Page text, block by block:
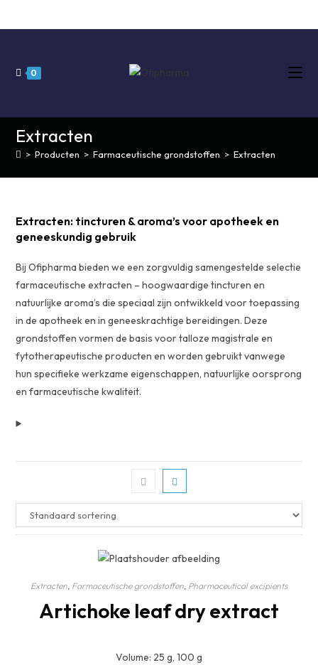
0
Extracten
> Producten > Farmaceutische grondstoffen > Extracten
Extracten: tincturen & aroma’s voor apotheek en
geneeskundig gebruik
Bij Ofipharma bieden we een zorgvuldig samengesteldeselectie
farmaceutische extracten – hoogwaardige tincturen en
natuurlijke aroma’s die speciaal zijn ontwikkeld voor toepassing
in de apotheek en in geneeskrachtige bereidingen. Deze
grondstoffen vormen de basis voor talloze magistrale en
fytotherapeutische producten en worden gebruikt vanwege
hun specifieke werkzame eigenschappen, natuurlijke oorsprong
en farmaceutische kwaliteit.
Extracten, Farmaceutische grondstoffen, Pharmaceutical excipients
Artichoke leaf dry extract
Volume: 25 g, 100 g